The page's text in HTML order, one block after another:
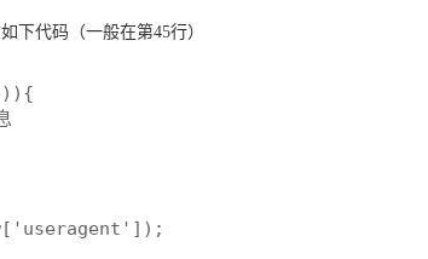
下代码（一般在第45行）